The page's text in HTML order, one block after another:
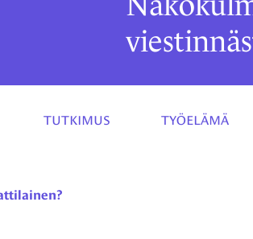
TUTKIMUS TYÖELÄMÄ